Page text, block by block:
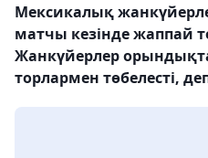
Мексикалық
матчы кезінде жаппай
Жанкүйерлер
торлармен төбелесті,